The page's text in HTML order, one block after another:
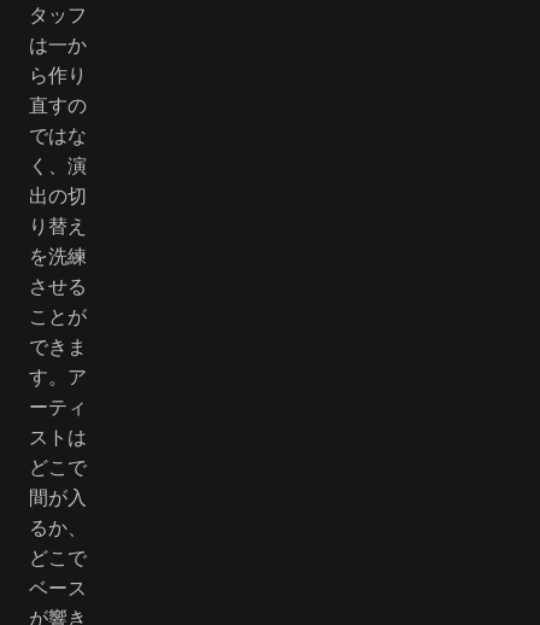
タッフ
は一か
ら作り
直すの
ではな
く、演
出の切
り替え
を洗練
させる
ことが
できま
す。ア
ーティ
ストは
どこで
間が入
るか、
どこで
ベース
が響き